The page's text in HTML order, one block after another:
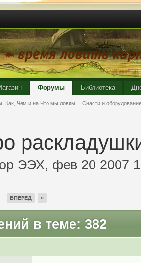
Форумы Библиотека
Как, Чем и на Что мы ловим Снасти и оборудование
ЭЭХ, фев 20 2007
ВПЕРЕД »
в теме: 382